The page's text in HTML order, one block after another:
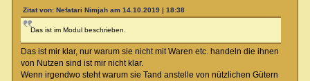
Zitat von: Nefatari Nimjah am 14.10.2019 | 18:38
Das ist im Modul beschrieben.
Das ist mir klar, nur warum sie nicht mit Waren etc. handeln die ihnen
von Nutzen sind ist mir nicht klar.
Wenn irgendwo steht warum sie Tand anstelle von nützlichen Gütern